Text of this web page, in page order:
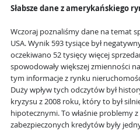
Słabsze dane z amerykańskiego
Wczoraj poznaliśmy dane na temat
USA. Wynik 593 tysiące był
oczekiwano 52 tysięcy więcej
spowodowały większej zmienności
tym informacje z rynku
Duży wpływ tych odczytów był
kryzysu z 2008 roku, który to był
hipotecznymi. To właśnie problemy
zabezpieczonych kredytów były